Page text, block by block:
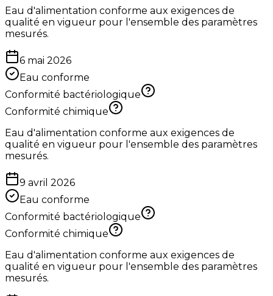
Eau d'alimentation conforme aux exigences de
qualité en vigueur pour l'ensemble des paramètres
mesurés.
6 mai 2026
Eau conforme
Conformité bactériologique
Conformité chimique
Eau d'alimentation conforme aux exigences de
qualité en vigueur pour l'ensemble des paramètres
mesurés.
9 avril 2026
Eau conforme
Conformité bactériologique
Conformité chimique
Eau d'alimentation conforme aux exigences de
qualité en vigueur pour l'ensemble des paramètres
mesurés.